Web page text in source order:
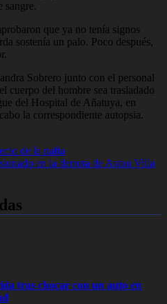
sangre.
que ya no tenía signos
sostenía un palo. Poco después,
Sobrero junto con el personal
cuerpo del hombre sea trasladado
del Hospital de Añatuya, en
la correspondiente autopsia.
de la nafta
en la derrota de Aston Villa
tras chocar con un auto en